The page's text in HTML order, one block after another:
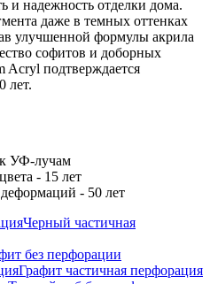
и надежность отделки дома.
даже в темных оттенках
улучшенной формулы акрила
софитов и доборных
Acryl подтверждается
лет.
УФ-лучам
- 15 лет
деформаций - 50 лет
Черный частичная
без перфорации
Графит частичная перфорация